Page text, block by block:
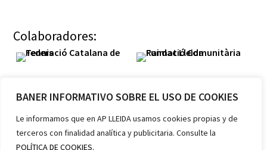
BANER INFORMATIVO SOBRE EL USO DE COOKIES
Le informamos que en AP LLEIDA usamos cookies propias y de
terceros con finalidad analítica y publicitaria. Consulte la
POLÍTICA DE COOKIES.
Miembros:
Colaboradores: